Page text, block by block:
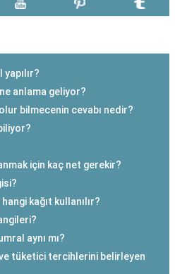
anlama geliyor?
bilmecenin cevabı nedir?
için kaç net gerekir?
kağıt kullanılır?
aynı mı?
ve tüketici tercihlerini belirleyen